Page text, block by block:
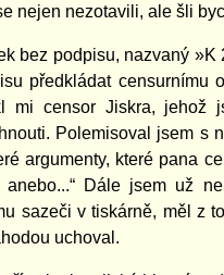
nejen nezotavili, ale šli
bez podpisu, nazvaný
předkládat
censor Jiskra, jehož
Polemisoval jsem s
argumenty, které pana
Dále jsem už
sazeči v tiskárně, měl z
uchoval.